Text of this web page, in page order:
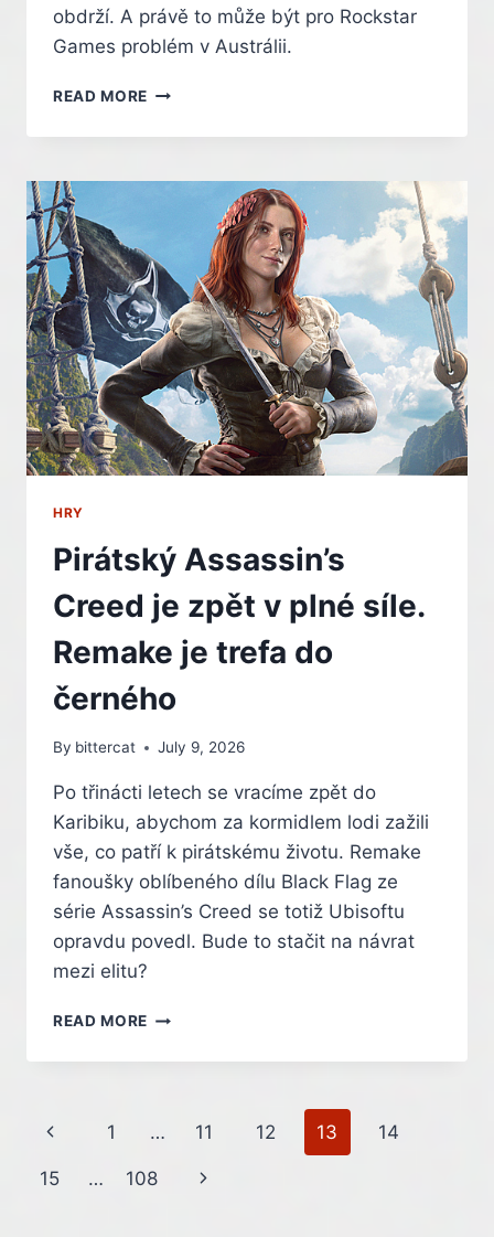
obdrží. A právě to může být pro Rockstar
Games problém v Austrálii.
READ MORE ROCKSTAR
MŮŽE
AUSTRÁLII
POKUTĚ
KVŮLI
NOVÝM
ZÁKONŮM.
GTA
6
BUDE
VYŽADOVAT
OVĚŘENÍ
VĚKU
HRY
Pirátský Assassin’s
Creed je zpět v plné síle.
Remake je trefa do
černého
By bittercat July 9, 2026
Po třinácti letech se vracíme zpět do
Karibiku, abychom za kormidlem lodi zažili
vše, co patří k pirátskému životu. Remake
fanoušky oblíbeného dílu Black Flag ze
série Assassin’s Creed se totiž Ubisoftu
opravdu povedl. Bude to stačit na návrat
mezi elitu?
READ MORE PIRÁTSKÝ
CREED
SÍLE.
Page
navigation
Previous
Page
1 … 11 12 13 14
15 … 108
Next